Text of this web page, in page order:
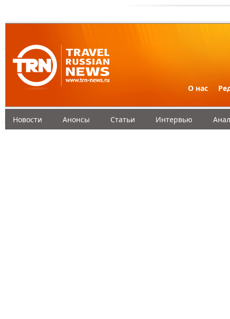
О нас
Новости Анонсы Статьи Интервью